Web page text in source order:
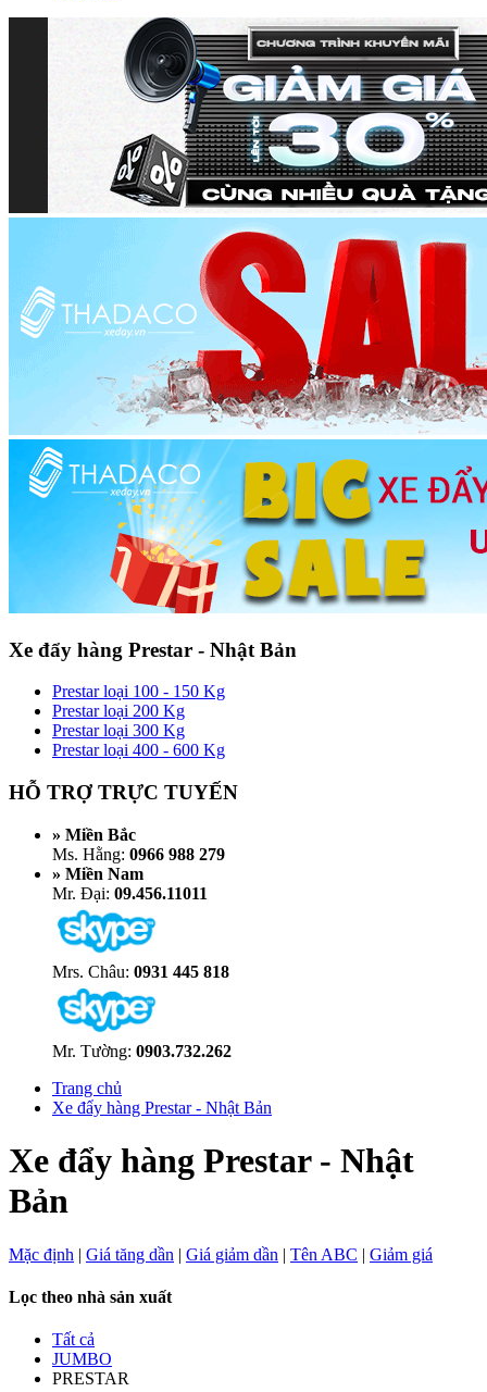
Xe đẩy hàng Prestar - Nhật Bản
Prestar loại 100 - 150 Kg
Prestar loại 200 Kg
Prestar loại 300 Kg
Prestar loại 400 - 600 Kg
HỖ TRỢ TRỰC TUYẾN
» Miền Bắc
Ms. Hằng: 0966 988 279
» Miền Nam
Mr. Đại: 09.456.11011
Mrs. Châu: 0931 445 818
Mr. Tường: 0903.732.262
Trang chủ
Xe đẩy hàng Prestar - Nhật Bản
Xe đẩy hàng Prestar - Nhật
Bản
Mặc định | Giá tăng dần | Giá giảm dần | Tên ABC | Giảm giá
Lọc theo nhà sản xuất
Tất cả
JUMBO
PRESTAR